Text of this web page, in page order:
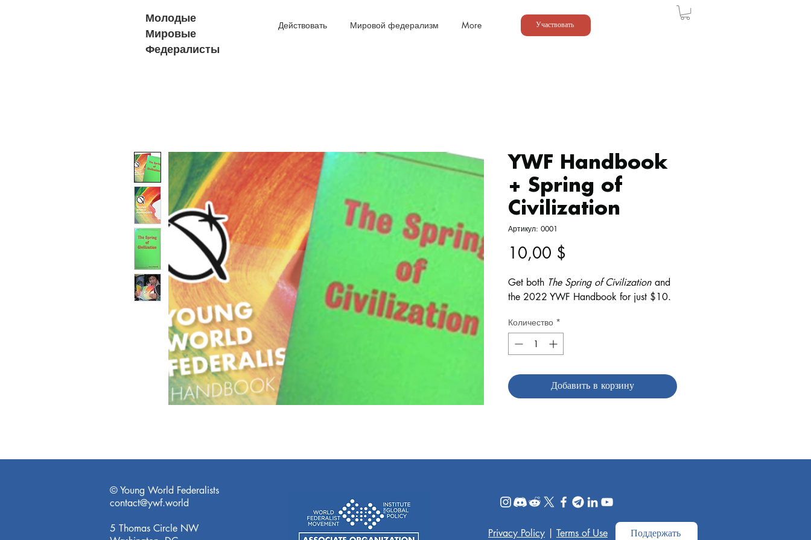
Молодые
Мировые
Федералисты
Действовать Мировой федерализм More Участвовать
YWF Handbook
+ Spring of
Civilization
Артикул: 0001
10,00 $
Get both The Spring of Civilization and
the 2022 YWF Handbook for just $10.
Количество *
Добавить в корзину
© Young World Federalists
contact@ywf.world
5 Thomas Circle NW
Privacy Policy Terms of Use Поддержать